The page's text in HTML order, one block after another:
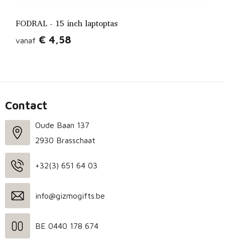
FODRAL - 15 inch laptoptas
vanaf € 4,58
Contact
Oude Baan 137
2930 Brasschaat
+32(3) 651 64 03
info@gizmogifts.be
BE 0440 178 674